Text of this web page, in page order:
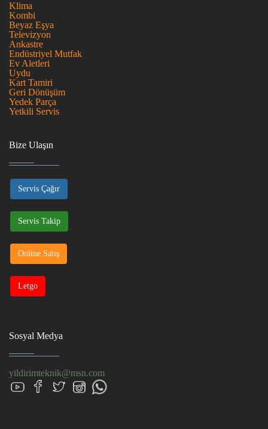
Klima
Kombi
Beyaz Eşya
Televizyon
Ankastre
Endüstriyel Mutfak
Ev Aletleri
Uydu
Kart Tamiri
Geri Dönüşüm
Yedek Parça
Yetkili Servis
Bize Ulaşın
Servis Çağır
Servis Takip
Online Satış
Letgo
Sosyal Medya
yildirimteknik@msn.com